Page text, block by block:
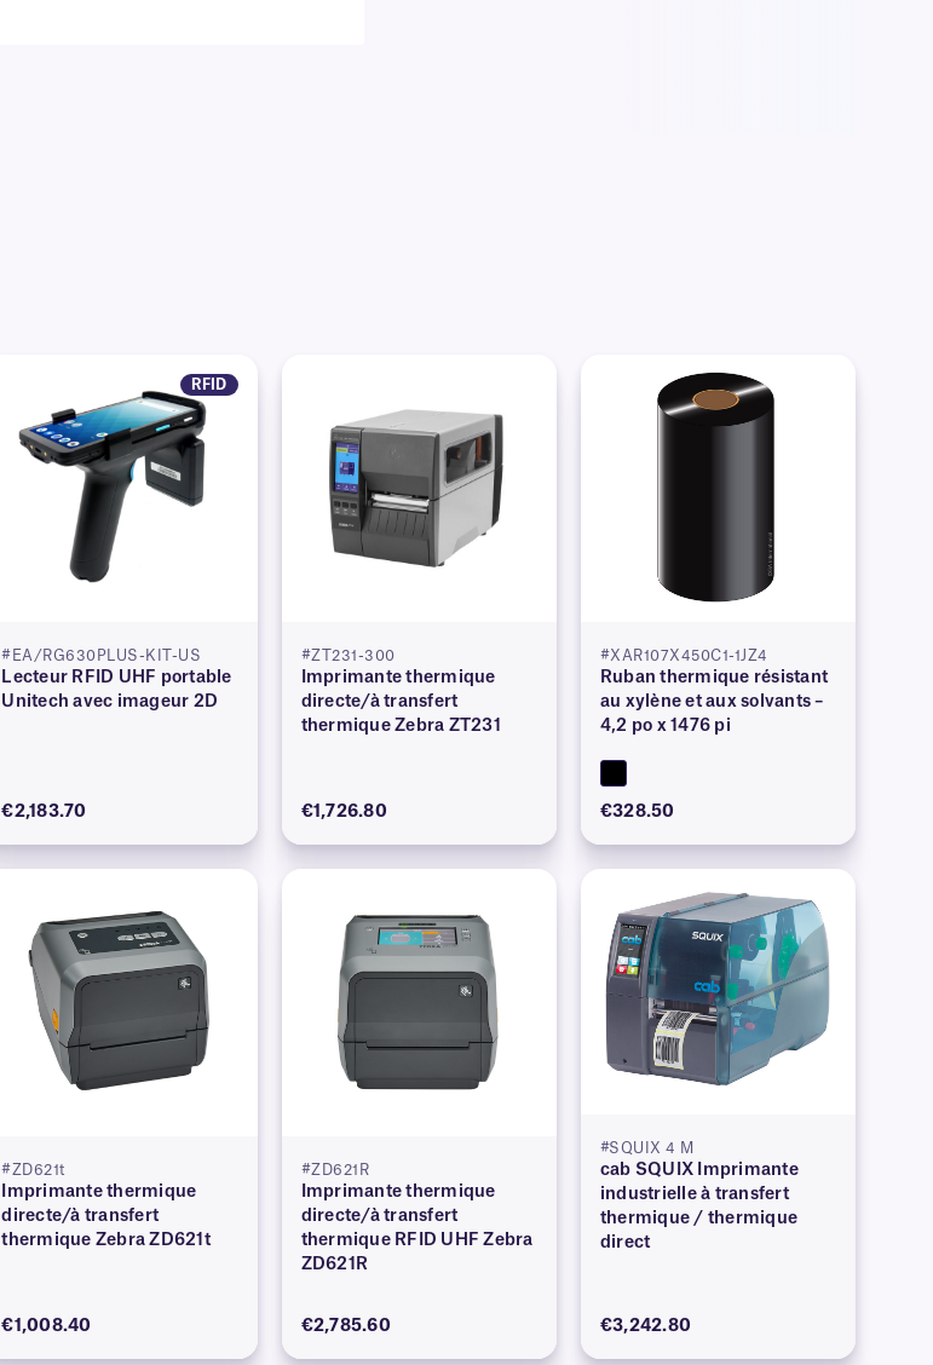
RFID
#EA/RG630PLUS-KIT-US
Lecteur RFID UHF portable
Unitech avec imageur 2D
€2,183.70
#ZT231-300
Imprimante thermique
directe/à transfert
thermique Zebra ZT231
€1,726.80
#XAR107X450C1-1JZ4
Ruban thermique résistant
au xylène et aux solvants –
4,2 po x 1476 pi
€328.50
#ZD621t
Imprimante thermique
directe/à transfert
thermique Zebra ZD621t
€1,008.40
#ZD621R
Imprimante thermique
directe/à transfert
thermique RFID UHF Zebra
ZD621R
€2,785.60
#SQUIX 4 M
cab SQUIX Imprimante
industrielle à transfert
thermique / thermique
direct
€3,242.80